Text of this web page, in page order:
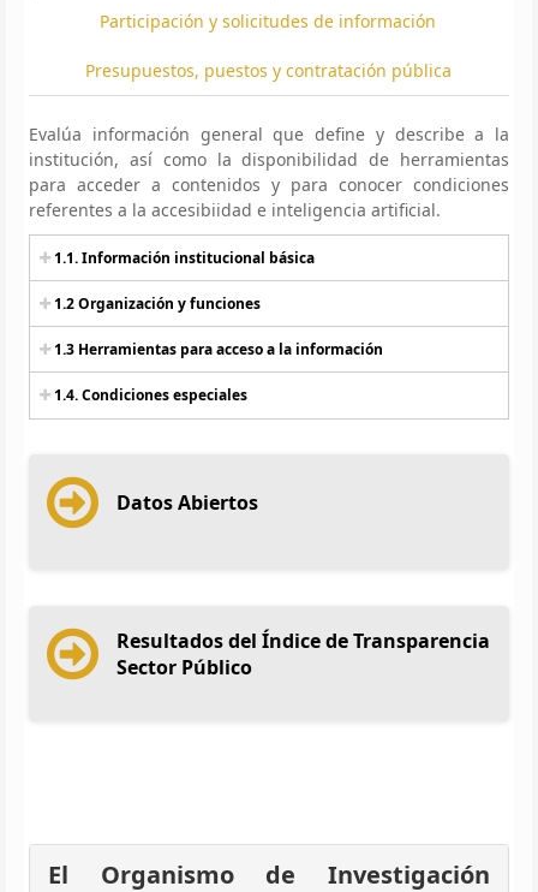
Participación y solicitudes de información
Presupuestos, puestos y contratación pública
Evalúa información general que define y describe a la
institución, así como la disponibilidad de herramientas
para acceder a contenidos y para conocer condiciones
referentes a la accesibiidad e inteligencia artificial.
1.1. Información institucional básica
1.2 Organización y funciones
1.3 Herramientas para acceso a la información
1.4. Condiciones especiales
Datos Abiertos
Resultados del Índice de Transparencia
Sector Público
El Organismo de Investigación